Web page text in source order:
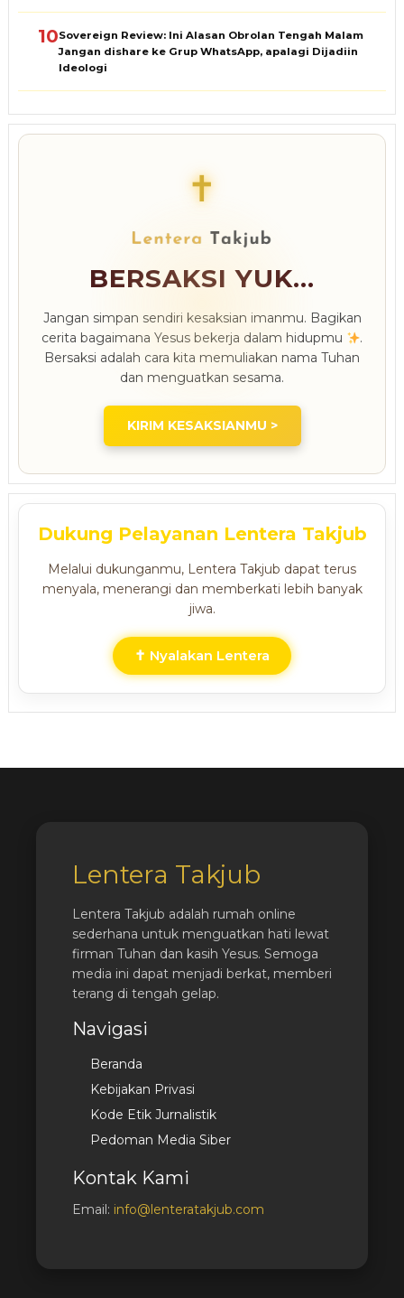
10Sovereign Review: Ini Alasan Obrolan Tengah Malam
Jangan dishare ke Grup WhatsApp, apalagi Dijadiin
Ideologi
✝
BERSAKSI YUK...
Jangan simpan sendiri kesaksian imanmu. Bagikan
cerita bagaimana Yesus bekerja dalam hidupmu
.
Bersaksi adalah cara kita memuliakan nama Tuhan
dan menguatkan sesama.
KIRIM KESAKSIANMU >
Dukung Pelayanan Lentera Takjub
Melalui dukunganmu, Lentera Takjub dapat terus
menyala, menerangi dan memberkati lebih banyak
jiwa.
✝ Nyalakan Lentera
Lentera Takjub
Lentera Takjub adalah rumah online
sederhana untuk menguatkan hati lewat
firman Tuhan dan kasih Yesus. Semoga
media ini dapat menjadi berkat, memberi
terang di tengah gelap.
Navigasi
Beranda
Kebijakan Privasi
Kode Etik Jurnalistik
Pedoman Media Siber
Kontak Kami
Email: info@lenteratakjub.com